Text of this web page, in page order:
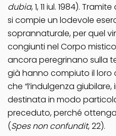
dubia, 1, 11 iul. 1984).
si compie un lodevole
soprannaturale, per quel
congiunti nel Corpo
ancora peregrinano sulla
già hanno compiuto il loro
che “l’indulgenza
destinata in modo
preceduto, perché
(Spes non confundit, 22).